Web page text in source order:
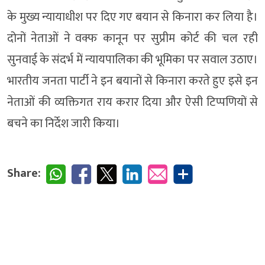
के मुख्य न्यायाधीश पर दिए गए बयान से किनारा कर लिया है।
दोनों नेताओं ने वक्फ कानून पर सुप्रीम कोर्ट की चल रही
सुनवाई के संदर्भ में न्यायपालिका की भूमिका पर सवाल उठाए।
भारतीय जनता पार्टी ने इन बयानों से किनारा करते हुए इसे इन
नेताओं की व्यक्तिगत राय करार दिया और ऐसी टिप्पणियों से
बचने का निर्देश जारी किया।
Share: